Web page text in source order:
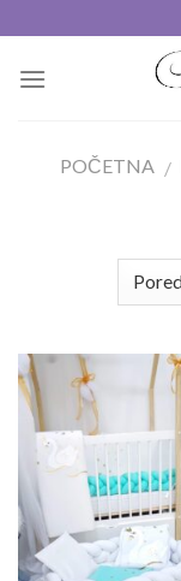
to
content
POČETNA /